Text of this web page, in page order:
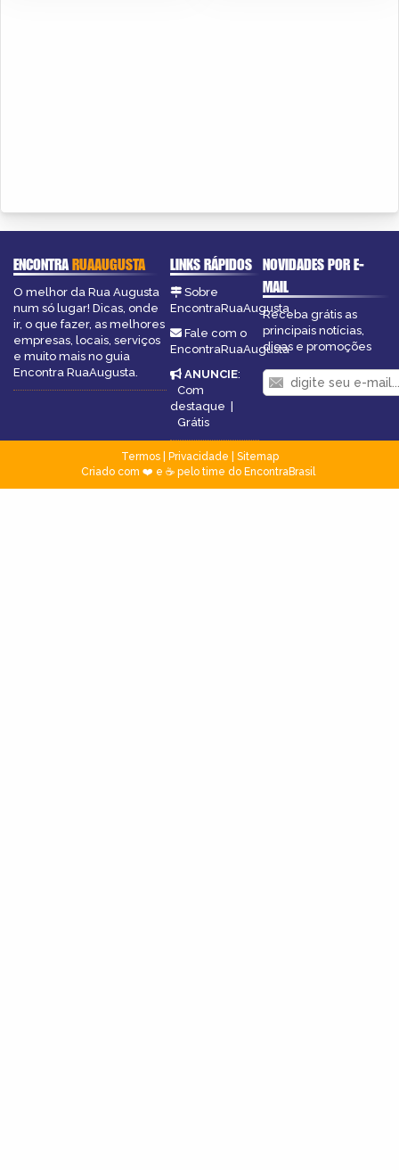
ENCONTRARUAAUGUSTA
O melhor da Rua Augusta
num só lugar! Dicas, onde
ir, o que fazer, as melhores
empresas, locais, serviços
e muito mais no guia
Encontra RuaAugusta.
LINKS RÁPIDOS
Sobre
EncontraRuaAugusta
Fale com o
EncontraRuaAugusta
ANUNCIE:
Com
destaque |
Grátis
NOVIDADES POR E-
MAIL
Receba grátis as
principais notícias,
dicas e promoções
Termos| Privacidade
Sitemap
Criado com ❤️ e ☕ pelo time do EncontraBrasil